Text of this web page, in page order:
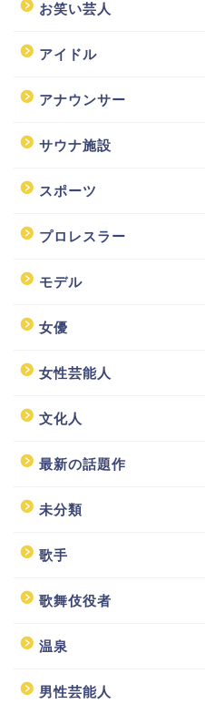
お笑い芸人
アイドル
アナウンサー
サウナ施設
スポーツ
プロレスラー
モデル
女優
女性芸能人
文化人
最新の話題作
未分類
歌手
歌舞伎役者
温泉
男性芸能人